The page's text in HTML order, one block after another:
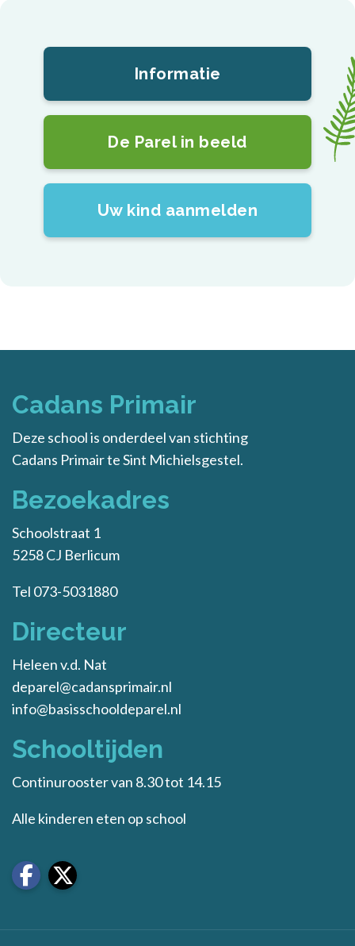
Informatie
De Parel in beeld
Uw kind aanmelden
Cadans Primair
Deze school is onderdeel van stichting
Cadans Primairte Sint Michielsgestel.
Bezoekadres
Schoolstraat 1
5258 CJ Berlicum
Tel 073-5031880
Directeur
Heleen v.d. Nat
deparel@cadansprimair.nl
info@basisschooldeparel.nl
Schooltijden
Continurooster van 8.30 tot 14.15
Alle kinderen eten op school